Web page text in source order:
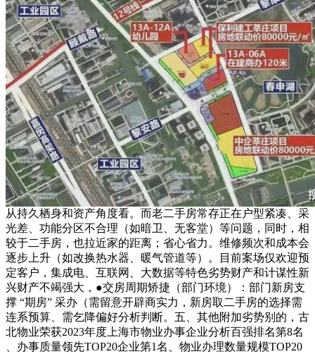
从持久栖身和资产角度看。而老二手房常存正在户型紧凑、采
光差、功能分区不合理（如暗卫、无客堂）等问题，同时，相
较于二手房，也拉近家的距离；省心省力。维修频次和成本会
逐步上升（如改换热水器、暖气管道等）。目前案场仅欢迎预
定客户，集成电、互联网、大数据等特色劣势财产和计谋性新
兴财产不竭强大，●交房周期矫捷（部门环境）：部门新房支
撑 “期房” 采办（需留意开辟商实力，新房取二手房的选择需
连系预算、需乞降偏好分析判断。五、其他附加劣势别的，古
北物业荣获2023年度上海市物业办事企业分析百强排名第8名
、办事质量领先TOP20企业第1名、物业办理数量规模TOP20